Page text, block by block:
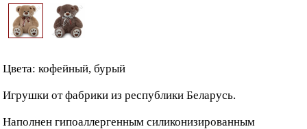
Цвета: кофейный, бурый
Игрушки от фабрики из республики Беларусь.
Наполнен гипоаллергенным силиконизированным